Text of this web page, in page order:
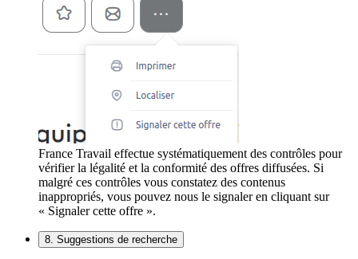
France Travail effectue systématiquement des contrôles pour
vérifier la légalité et la conformité des offres diffusées. Si
malgré ces contrôles vous constatez des contenus
inappropriés, vous pouvez nous le signaler en cliquant sur
« Signaler cette offre ».
8. Suggestions de recherche